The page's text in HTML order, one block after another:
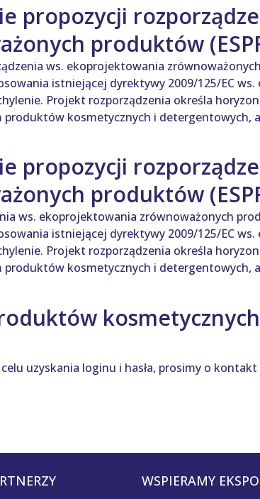
propozycji
produktów
ws. ekoprojektowania
istniejącej dyrektywy 2009/125/EC
Projekt rozporządzenia określa
kosmetycznych i detergentowych,
propozycji
produktów
ws. ekoprojektowania zrównoważonych
istniejącej dyrektywy 2009/125/EC
Projekt rozporządzenia określa
kosmetycznych i detergentowych,
uzyskania loginu i hasła, prosimy o kontakt
WSPIERAMY